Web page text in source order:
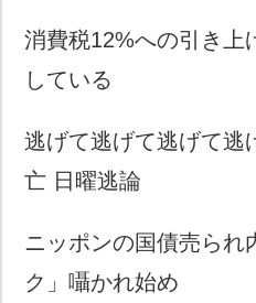
消費税12%への引き上
している
逃げて逃げて逃げて逃
亡 日曜逃論
ニッポンの国債売られ
ク」囁かれ始め